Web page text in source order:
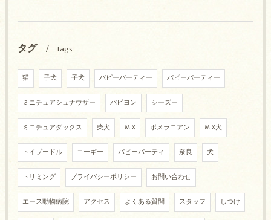
タグ Tags
猫 子犬 子犬 パピーパーティー パピーパーティー
ミニチュアシュナウザー パピヨン シーズー
ミニチュアダックス 柴犬 MIX ポメラニアン MIX犬
トイプードル コーギー パピーパーティ 奈良 犬
トリミング プライバシーポリシー お問い合わせ
エース動物病院 アクセス よくある質問 スタッフ しつけ